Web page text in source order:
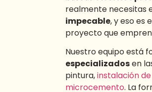
realmente necesitas
impecable, y eso es
proyecto que
Nuestro equipo está
especializadosen
pintura,instalación
microcemento. La